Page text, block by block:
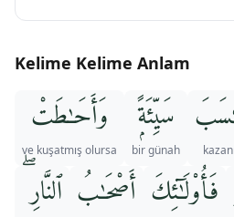
Kelime Kelime Anlam
سَيِّئَةًۭ
bir günah
وَأَحَـٰطَتْ
ve kuşatmış olursa
فَأُو۟لَـٰٓئِكَ أَصْحَـٰبُ ٱلنَّارِ ۖ